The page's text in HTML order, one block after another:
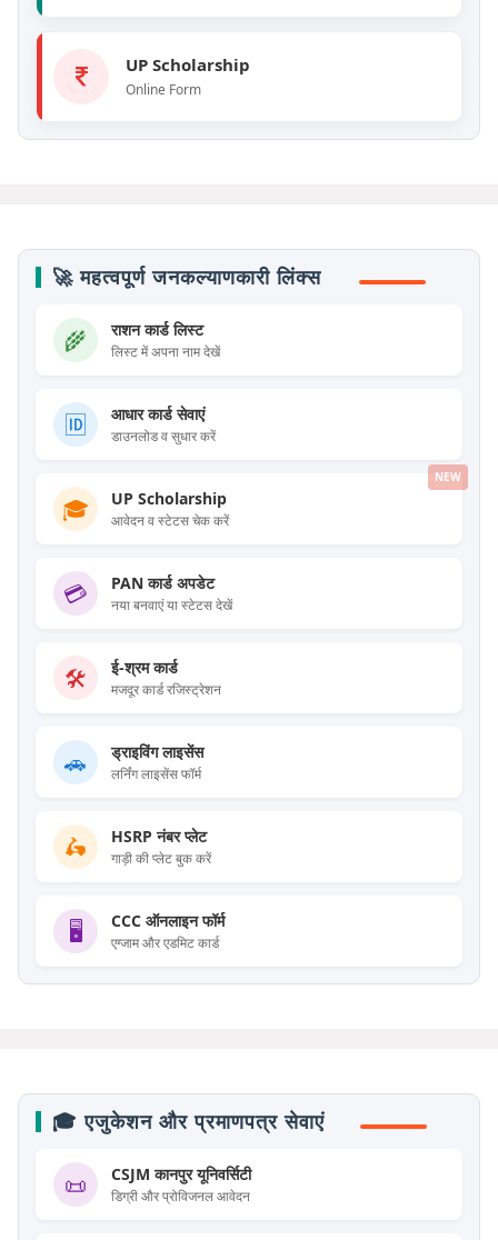
UP Scholarship
Online Form
🚀 महत्वपूर्ण जनकल्याणकारी लिंक्स
🌾 राशन कार्ड लिस्ट
लिस्ट में अपना नाम देखें
🆔 आधार कार्ड सेवाएं
डाउनलोड व सुधार करें
NEW
🎓 UP Scholarship
आवेदन व स्टेटस चेक करें
💳 PAN कार्ड अपडेट
नया बनवाएं या स्टेटस देखें
🛠️ ई-श्रम कार्ड
मजदूर कार्ड रजिस्ट्रेशन
🚗 ड्राइविंग लाइसेंस
लर्निंग लाइसेंस फॉर्म
🛵 HSRP नंबर प्लेट
गाड़ी की प्लेट बुक करें
🖥️ CCC ऑनलाइन फॉर्म
एग्जाम और एडमिट कार्ड
🎓 एजुकेशन और प्रमाणपत्र सेवाएं
📜 CSJM कानपुर यूनिवर्सिटी
डिग्री और प्रोविजनल आवेदन